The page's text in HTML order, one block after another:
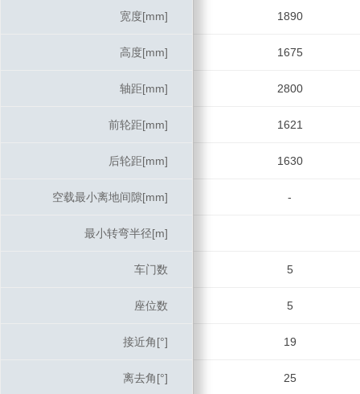
宽度[mm] 1890
高度[mm] 1675
轴距[mm] 2800
前轮距[mm] 1621
后轮距[mm] 1630
空载最小离地间隙[mm] -
最小转弯半径[m]
车门数 5
座位数 5
接近角[°] 19
离去角[°] 25
宽度[mm]
高度[mm]
轴距[mm]
前轮距[mm]
后轮距[mm]
空载最小离地间隙[mm]
最小转弯半径[m]
车门数
座位数
接近角[°]
离去角[°]